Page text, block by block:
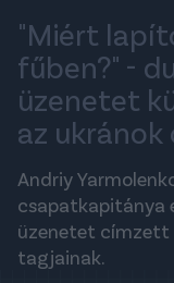
"Miért
fűben?" -
üzenetet
az
Andriy
csapatkapitánya
üzenetet címzett
tagjainak.